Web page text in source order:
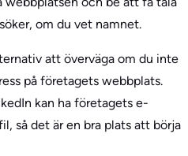
om du vet namnet.
att överväga om du inte
på företagets webbplats.
kan ha företagets e-
så det är en bra plats att börja